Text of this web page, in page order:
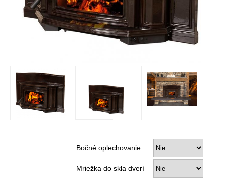
Bočné oplechovanie
Mriežka do skla dverí